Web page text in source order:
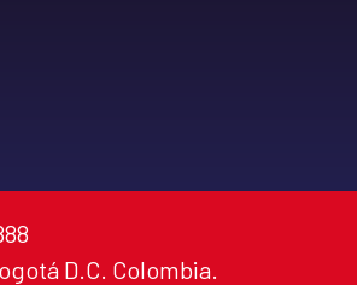
D.C. Colombia.